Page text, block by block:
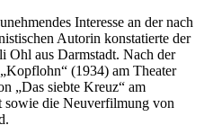
Interesse an der nach
Autorin konstatierte der
Ohl aus Darmstadt. Nach der
(1934) am Theater
„Das siebte Kreuz“ am
sowie die Neuverfilmung von